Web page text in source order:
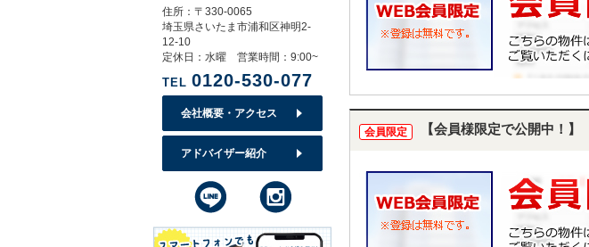
会員限定 【会員様限定で公開中！】
住所：〒330-0065
埼玉県さいたま市浦和区神明2-
12-10
定休日：水曜 営業時間：9:00~
TEL 0120-530-077
会社概要・アクセス
アドバイザー紹介